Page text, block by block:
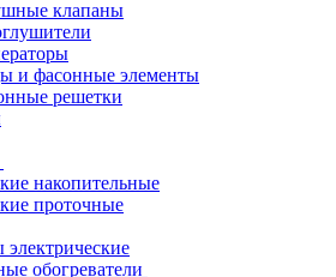
клапаны
и фасонные элементы
решетки
накопительные
проточные
обогреватели